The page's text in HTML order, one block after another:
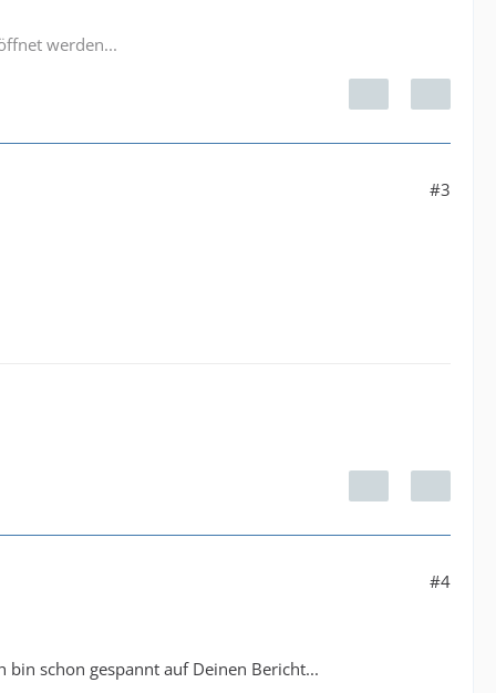
werden...
#3
#4
bin schon gespannt auf Deinen Bericht...